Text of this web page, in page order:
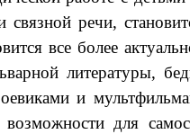
речи,
все более
литературы,
и
для